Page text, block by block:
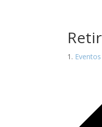
Eventos